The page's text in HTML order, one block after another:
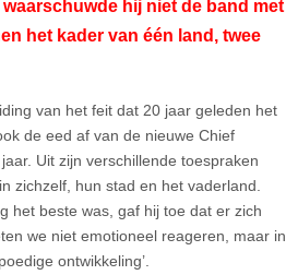
hij niet de band met
het kader van één land, twee
van het feit dat 20 jaar geleden het
de eed af van de nieuwe Chief
Uit zijn verschillende toespraken
zichzelf, hun stad en het vaderland.
het beste was, gaf hij toe dat er zich
we niet emotioneel reageren, maar in
ontwikkeling’.